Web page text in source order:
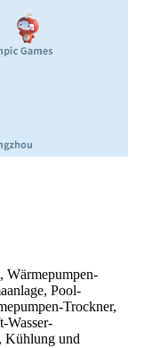
Wärmepumpen-
Pool-
Trockner,
Wasser-
Kühlung und